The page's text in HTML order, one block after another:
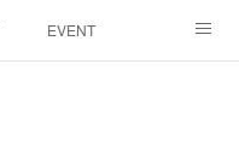
EVENT